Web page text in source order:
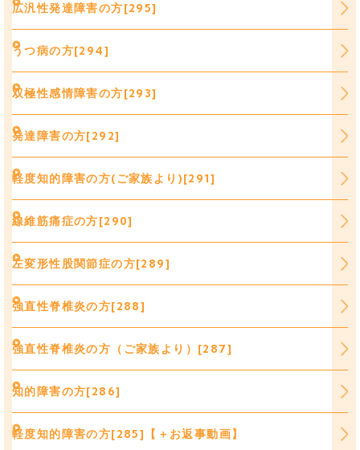
広汎性発達障害の方[295]
うつ病の方[294]
双極性感情障害の方[293]
発達障害の方[292]
軽度知的障害の方(ご家族より)[291]
線維筋痛症の方[290]
左変形性股関節症の方[289]
強直性脊椎炎の方[288]
強直性脊椎炎の方（ご家族より）[287]
知的障害の方[286]
軽度知的障害の方[285]【＋お返事動画】